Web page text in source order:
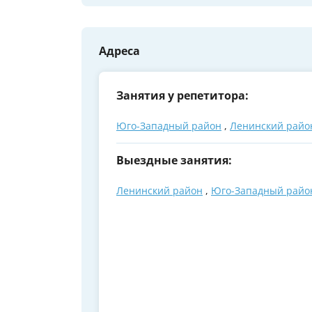
Адреса
Занятия у репетитора:
Юго-Западный район , Ленинский
Выездные занятия:
Ленинский район , Юго-Западный